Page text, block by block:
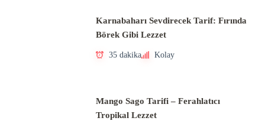
Karnabaharı Sevdirecek Tarif: Fırında
Börek Gibi Lezzet
35 dakika Kolay
Mango Sago Tarifi – Ferahlatıcı
Tropikal Lezzet